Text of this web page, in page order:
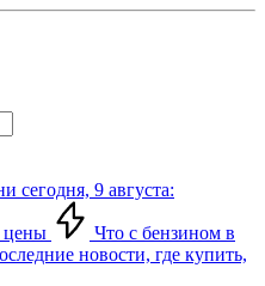
сегодня, 9 августа:
цены
Что с бензином в
новости, где купить,